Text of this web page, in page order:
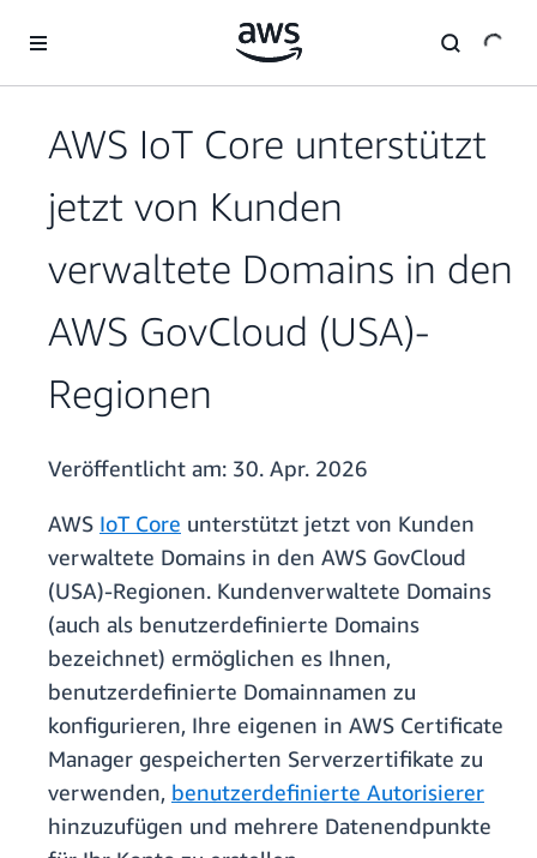
Überspringen zum Hauptinhalt
AWS IoT Core unterstützt
jetzt von Kunden
verwaltete Domains in den
AWS GovCloud (USA)-
Regionen
Veröffentlicht am: 30. Apr. 2026
AWS IoT Core unterstützt jetzt von Kunden
verwaltete Domains in den AWS GovCloud
(USA)-Regionen. Kundenverwaltete Domains
(auch als benutzerdefinierte Domains
bezeichnet) ermöglichen es Ihnen,
benutzerdefinierte Domainnamen zu
konfigurieren, Ihre eigenen in AWS Certificate
Manager gespeicherten Serverzertifikate zu
verwenden, benutzerdefinierte Autorisierer
hinzuzufügen und mehrere Datenendpunkte